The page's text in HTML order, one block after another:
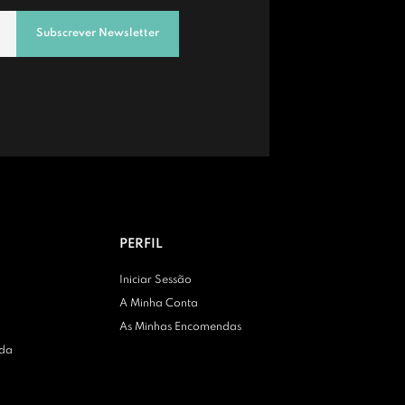
Subscrever Newsletter
PERFIL
Iniciar Sessão
A Minha Conta
As Minhas Encomendas